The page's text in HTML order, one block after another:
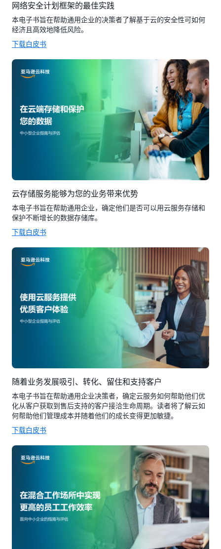
网络安全计划框架的最佳实践
本电子书旨在帮助通用企业的决策者了解基于云的安全性可如何
经济且高效地降低风险。
下载白皮书
云存储服务能够为您的业务带来优势
本电子书旨在帮助通用企业，确定他们是否可以用云服务存储和
保护不断增长的数据存储库。
下载白皮书
随着业务发展吸引、转化、留住和支持客户
本电子书旨在帮助通用企业决策者，确定云服务如何帮助他们优
化从客户获取到售后支持的客户接洽生命周期。读者将了解云如
何帮助他们管理成本并随着他们的成长变得更加敏捷。
下载白皮书